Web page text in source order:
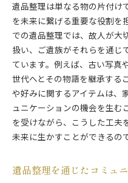
遺品整理は単なる物の片付け
を未来に繋げる重要な役割を
での遺品整理では、故人が大
扱い、ご遺族がそれらを通じ
ています。例えば、古い写真
世代へとその物語を継承する
や好みに関するアイテムは、
ュニケーションの機会を生む
を受けながら、こうした工夫
未来に生かすことができるの
遺品整理を通じたコミュ